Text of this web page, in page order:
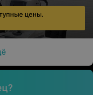
цены.